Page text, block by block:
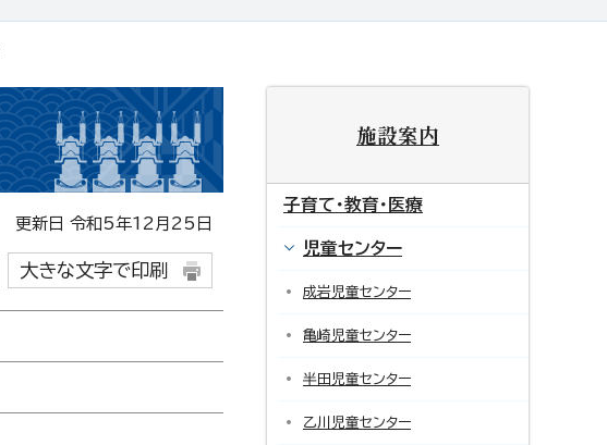
更新日 令和5年12月25日
大きな文字で印刷
施設案内
子育て・教育・医療
児童センター
成岩児童センター
亀崎児童センター
半田児童センター
乙川児童センター